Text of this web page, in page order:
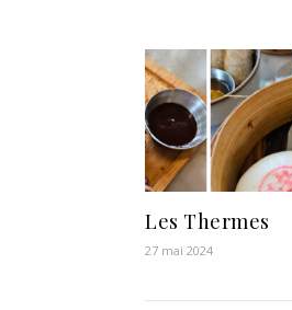
Les Thermes
27 mai 2024